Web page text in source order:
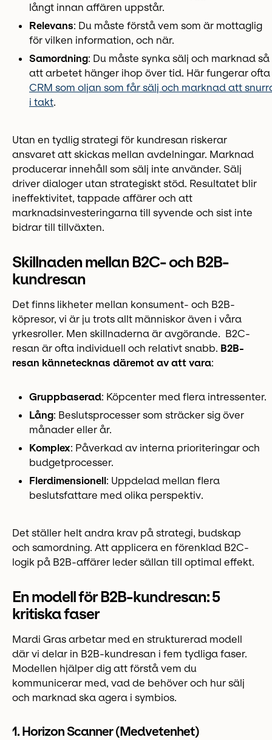
långt innan affären uppstår.
Relevans: Du måste förstå vem som är mottaglig
för vilken information, och när.
Samordning: Du måste synka sälj och marknad så
att arbetet hänger ihop över tid. Här fungerar ofta
CRM som oljan som får sälj och marknad att
i takt.
Utan en tydlig strategi för kundresan riskerar
ansvaret att skickas mellan avdelningar. Marknad
producerar innehåll som sälj inte använder. Sälj
driver dialoger utan strategiskt stöd. Resultatet blir
ineffektivitet, tappade affärer och att
marknadsinvesteringarna till syvende och sist inte
bidrar till tillväxten.
Skillnaden mellan B2C- och B2B-
kundresan
Det finns likheter mellan konsument- och B2B-
köpresor, vi är ju trots allt människor även i våra
yrkesroller. Men skillnaderna är avgörande. B2C-
resan är ofta individuell och relativt snabb. B2B-
resan kännetecknas däremot av att vara:
Gruppbaserad: Köpcenter med flera intressenter.
Lång: Beslutsprocesser som sträcker sig över
månader eller år.
Komplex: Påverkad av interna prioriteringar och
budgetprocesser.
Flerdimensionell: Uppdelad mellan flera
beslutsfattare med olika perspektiv.
Det ställer helt andra krav på strategi, budskap
och samordning. Att applicera en förenklad B2C-
logik på B2B-affärer leder sällan till optimal effekt.
En modell för B2B-kundresan: 5
kritiska faser
Mardi Gras arbetar med en strukturerad modell
där vi delar in B2B-kundresan i fem tydliga faser.
Modellen hjälper dig att förstå vem du
kommunicerar med, vad de behöver och hur sälj
och marknad ska agera i symbios.
1. Horizon Scanner (Medvetenhet)